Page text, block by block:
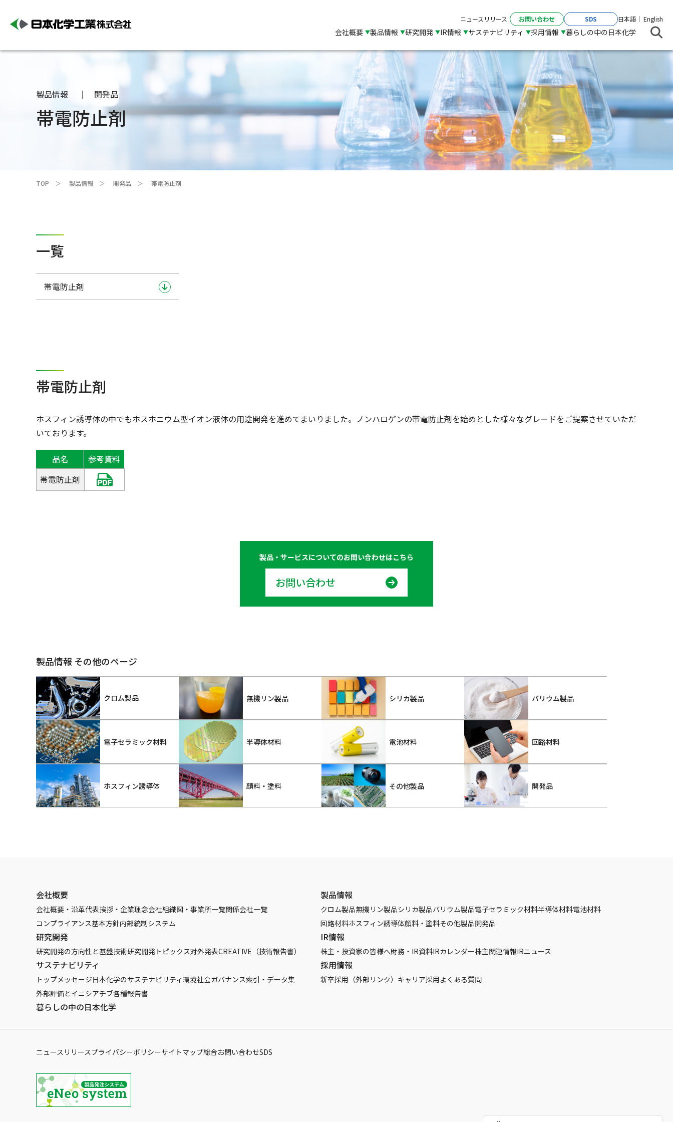
ニュースリリース お問い合わせ SDS English
日本語
会社概要 製品情報 研究開発 IR情報 サステナビリティ 採用情報 暮らしの中の日本化学
製品情報 開発品
帯電防止剤
TOP 製品情報 開発品 帯電防止剤
一覧
帯電防止剤
帯電防止剤
ホスフィン誘導体の中でもホスホニウム型イオン液体の用途開発を進めてまいりました。ノンハロゲンの帯電防止剤を始めとした様々なグレードをご提案させていただ
いております。
品名
参考資料
帯電防止剤
製品・サービスについてのお問い合わせはこちら
お問い合わせ
製品情報 その他のページ
クロム製品 無機リン製品 シリカ製品 バリウム製品
電子セラミック材料 半導体材料 電池材料 回路材料
ホスフィン誘導体 顔料・塗料 その他製品 開発品
会社概要
会社概要・沿革代表挨拶・企業理念会社組織図・事業所一覧関係会社一覧
コンプライアンス基本方針内部統制システム
製品情報
クロム製品無機リン製品シリカ製品バリウム製品電子セラミック材料半導体材料電池材料
回路材料ホスフィン誘導体顔料・塗料その他製品開発品
研究開発
研究開発の方向性と基盤技術研究開発トピックス対外発表CREATIVE（技術報告書）
IR情報
株主・投資家の皆様へ財務・IR資料IRカレンダー株主関連情報IRニュース
サステナビリティ
トップメッセージ日本化学のサステナビリティ環境社会ガバナンス索引・データ集
外部評価とイニシアチブ各種報告書
採用情報
新卒採用（外部リンク） キャリア採用よくある質問
暮らしの中の日本化学
ニュースリリースプライバシーポリシーサイトマップ総合お問い合わせSDS